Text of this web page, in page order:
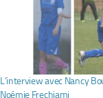
L’interview avec Nancy
Noémie Frechiami